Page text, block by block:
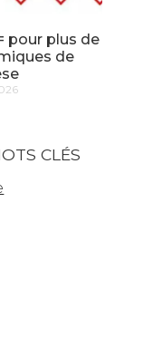
pour plus de
de
CLÉS